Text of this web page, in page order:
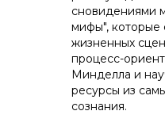
сновидениями
мифы",
жизненных
процесс-
Минделла и
ресурсы из
сознания.